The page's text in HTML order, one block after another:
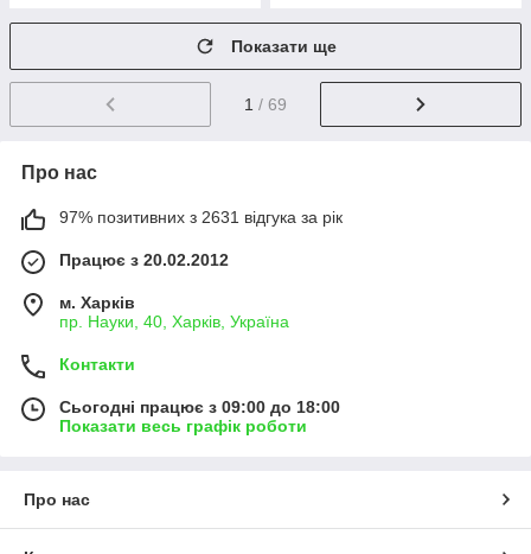
Показати ще
1 / 69
Про нас
97% позитивних з 2631 відгука за рік
Працює з 20.02.2012
м. Харків
пр. Науки, 40, Харків, Україна
Контакти
Сьогодні працює з 09:00 до 18:00
Показати весь графік роботи
Про нас